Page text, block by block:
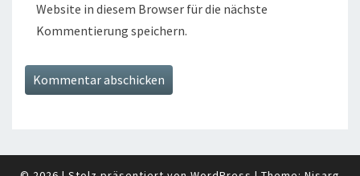
Website in diesem Browser für die nächste
Kommentierung speichern.